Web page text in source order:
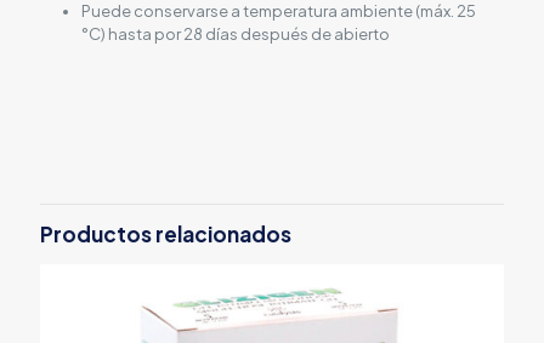
Puede conservarse a temperatura ambiente (máx. 25
°C) hasta por 28 días después de abierto
Productos relacionados